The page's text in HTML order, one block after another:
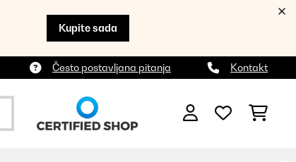
Kupite sada
Često postavljana pitanja Kontakt